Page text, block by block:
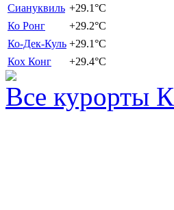
Сиануквиль +29.1°C
Ко Ронг
+29.2°C
Ко-Дек-Куль +29.1°C
Кох Конг
+29.4°C
Все курорты